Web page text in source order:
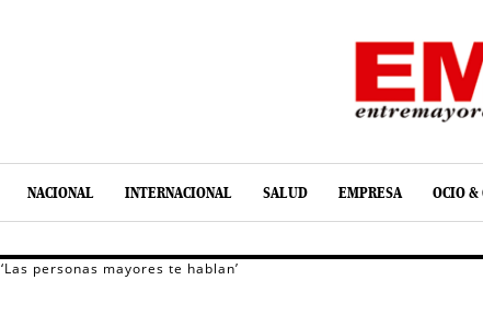
NACIONAL INTERNACIONAL SALUD EMPRESA OCIO &
‘Las personas mayores te hablan’